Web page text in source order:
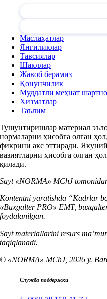
Маслаҳатлар
Янгиликлар
Тавсиялар
Шакллар
Жавоб берамиз
Қонунчилик
Муддатли меҳнат
Хизматлар
Таълим
Тушунтиришлар материал
нормаларни ҳисобга олган
фикрини акс эттиради.
вазиятларни ҳисобга олган
қилади.
Sayt «NORMA» MChJ
Kontentni yaratishda “Kadrlar
«Buxgalter PRO» EMT,
foydalanilgan.
Sayt materiallarini resurs
taqiqlanadi.
© «NORMA» MChJ, 2026 y.
Служба поддержки